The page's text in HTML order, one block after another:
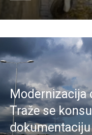
Modernizacija
Traže se